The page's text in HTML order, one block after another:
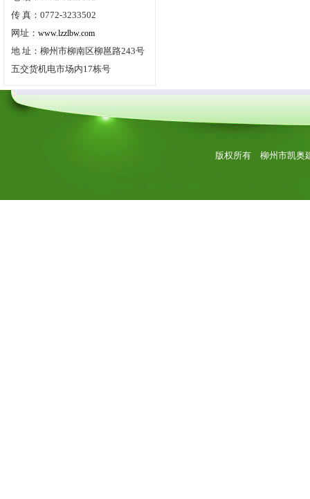
传 真： 0772-3233502
网址： www.lzzlbw.com
地 址：柳州市柳南区柳邕路243号
五交货机电市场内17栋号
版权所有 柳州市凯奥